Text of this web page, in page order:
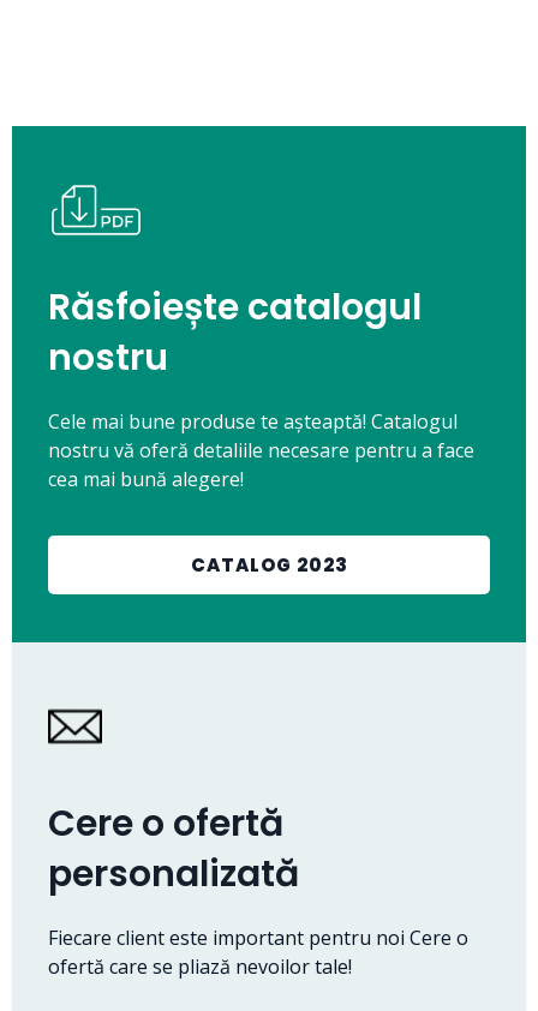
Răsfoiește catalogul
nostru
Cele mai bune produse te așteaptă! Catalogul
nostru vă oferă detaliile necesare pentru a face
cea mai bună alegere!
CATALOG 2023
Cere o ofertă
personalizată
Fiecare client este important pentru noi Cere o
ofertă care se pliază nevoilor tale!